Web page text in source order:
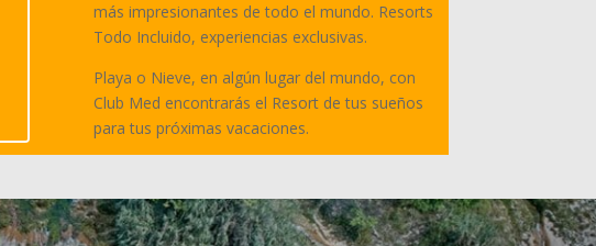
más impresionantes de todo el mundo. Resorts
Todo Incluido, experiencias exclusivas.
Playa o Nieve, en algún lugar del mundo, con
Club Med encontrarás el Resort de tus sueños
para tus próximas vacaciones.